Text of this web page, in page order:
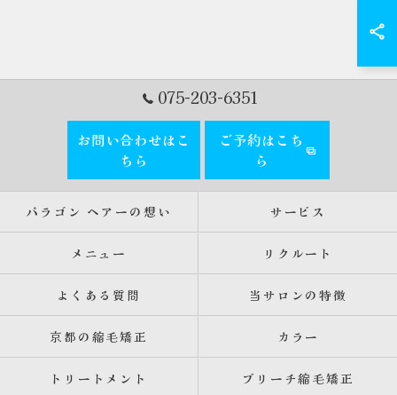
075-203-6351
お問い合わせはこ
ちら
ご予約はこち
ら
パラゴン ヘアーの想い サービス
メニュー リクルート
よくある質問 当サロンの特徴
京都の縮毛矯正 カラー
トリートメント ブリーチ縮毛矯正